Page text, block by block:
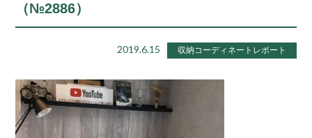
（№2886）
2019.6.15 収納コーディネートレポート